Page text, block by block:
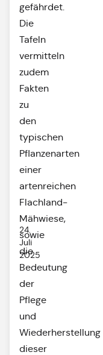
24.
Juli
2025
gefährdet.
Die
Tafeln
vermitteln
zudem
Fakten
zu
den
typischen
Pflanzenarten
einer
artenreichen
Flachland-
Mähwiese,
sowie
die
Bedeutung
der
Pflege
und
Wiederherstellung
dieser